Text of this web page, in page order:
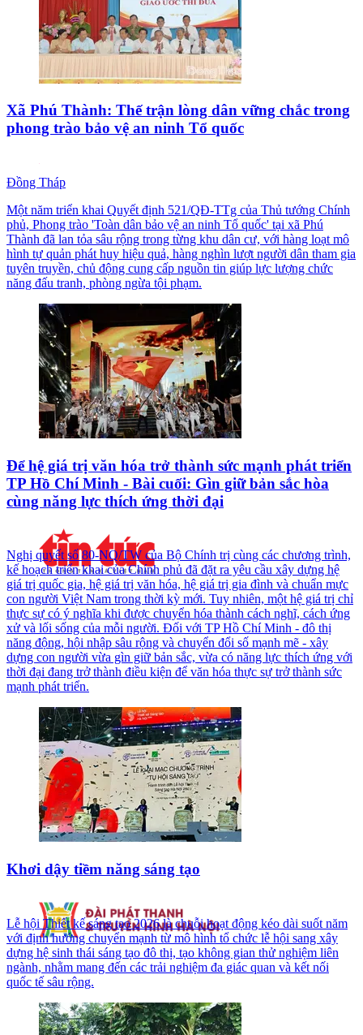
Xã Phú Thành: Thế trận lòng dân vững chắc trong
phong trào bảo vệ an ninh Tổ quốc
Đồng Tháp
Một năm triển khai Quyết định 521/QĐ-TTg của Thủ tướng Chính
phủ, Phong trào 'Toàn dân bảo vệ an ninh Tổ quốc' tại xã Phú
Thành đã lan tỏa sâu rộng trong từng khu dân cư, với hàng loạt mô
hình tự quản phát huy hiệu quả, hàng nghìn lượt người dân tham gia
tuyên truyền, chủ động cung cấp nguồn tin giúp lực lượng chức
năng đấu tranh, phòng ngừa tội phạm.
Để hệ giá trị văn hóa trở thành sức mạnh phát triển
TP Hồ Chí Minh - Bài cuối: Gìn giữ bản sắc hòa
cùng năng lực thích ứng thời đại
Nghị quyết số 80-NQ/TW của Bộ Chính trị cùng các chương trình,
kế hoạch triển khai của Chính phủ đã đặt ra yêu cầu xây dựng hệ
giá trị quốc gia, hệ giá trị văn hóa, hệ giá trị gia đình và chuẩn mực
con người Việt Nam trong thời kỳ mới. Tuy nhiên, một hệ giá trị chỉ
thực sự có ý nghĩa khi được chuyển hóa thành cách nghĩ, cách ứng
xử và lối sống của mỗi người. Đối với TP Hồ Chí Minh - đô thị
năng động, hội nhập sâu rộng và chuyển đổi số mạnh mẽ - xây
dựng con người vừa gìn giữ bản sắc, vừa có năng lực thích ứng với
thời đại đang trở thành điều kiện để văn hóa thực sự trở thành sức
mạnh phát triển.
Khơi dậy tiềm năng sáng tạo
Lễ hội Thiết kế sáng tạo 2026 là chuỗi hoạt động kéo dài suốt năm
với định hướng chuyển mạnh từ mô hình tổ chức lễ hội sang xây
dựng hệ sinh thái sáng tạo đô thị, tạo không gian thử nghiệm liên
ngành, nhằm mang đến các trải nghiệm đa giác quan và kết nối
quốc tế sâu rộng.